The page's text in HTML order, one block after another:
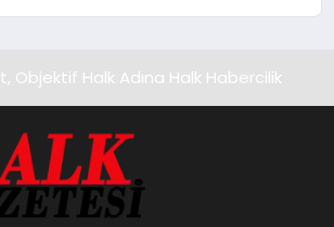
Objektif Halk Adına Halk Habercilik